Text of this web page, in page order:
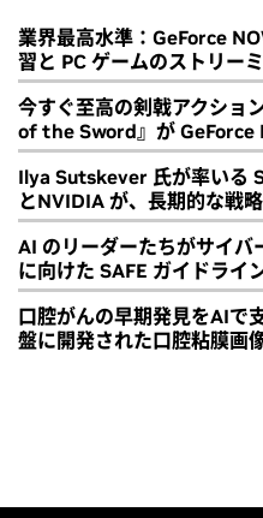
業界最高水準：GeForce
習と PC ゲームのストリー
今すぐ至高の剣戟アクシ
of the Sword』が GeForce
Ilya Sutskever 氏が率いる
とNVIDIA が、長期的な戦
AI のリーダーたちがサイバ
に向けた SAFE ガイドライ
口腔がんの早期発見をAIで
盤に開発された口腔粘膜画